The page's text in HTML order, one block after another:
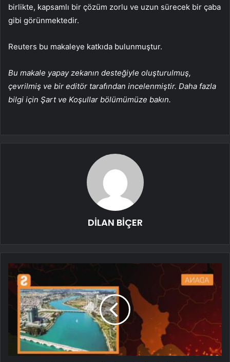
birlikte, kapsamlı bir çözüm zorlu ve uzun sürecek bir çaba
gibi görünmektedir.
Reuters bu makaleye katkıda bulunmuştur.
Bu makale yapay zekanın desteğiyle oluşturulmuş,
çevrilmiş ve bir editör tarafından incelenmiştir. Daha fazla
bilgi için Şart ve Koşullar bölümümüze bakın.
DİLAN BİÇER